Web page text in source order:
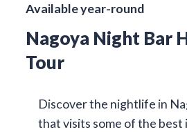
Available year-round
Nagoya Night Bar
Tour
Discover the nightlife in
that visits some of the best